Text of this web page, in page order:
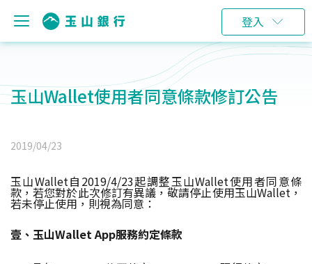
登入
玉山Wallet使用者同意條款修訂公告
2019/04/23
玉山Wallet自2019/4/23起調整玉山Wallet使用者同意條
款，若您對於此次修訂有異議，敬請停止使用玉山Wallet，
若未停止使用，則視為同意：
壹、玉山Wallet App服務約定條款